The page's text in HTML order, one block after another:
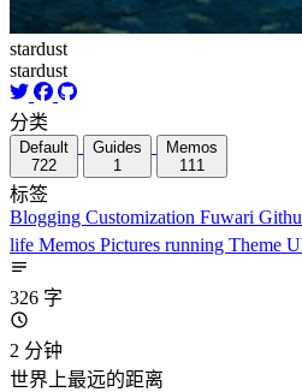
stardust
stardust
分类
Default
722
Guides
1
Memos
111
标签
Blogging Customization Fuwari
life Memos Pictures running Theme
326 字
2 分钟
世界上最远的距离